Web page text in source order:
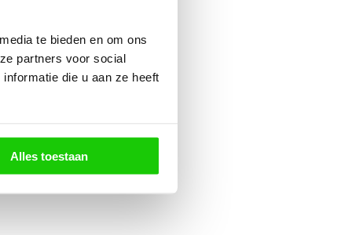
te bieden en om ons
partners voor social
die u aan ze heeft
Alles toestaan